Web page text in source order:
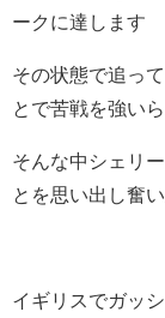
ークに達します
その状態で追っ
とで苦戦を強い
そんな中シェリ
とを思い出し奮
イギリスでガッ